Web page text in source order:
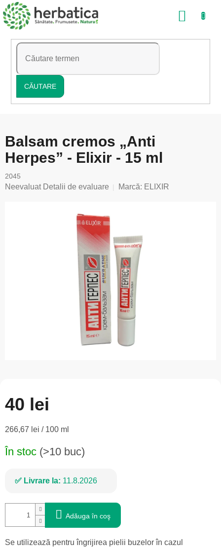
Treci
la
conținut
CĂUTARE
COŞ
Balsam cremos „Anti
Herpes” - Elixir - 15 ml
2045
Evaluarea
Neevaluat Detalii de evaluare Marcă: ELIXIR
40 lei
Evaluare
266,67 lei / 100 ml
În stoc (>10 buc)
Livrare la: 11.8.2026
Adăuga în coş
Se utilizează pentru îngrijirea pielii buzelor în cazul